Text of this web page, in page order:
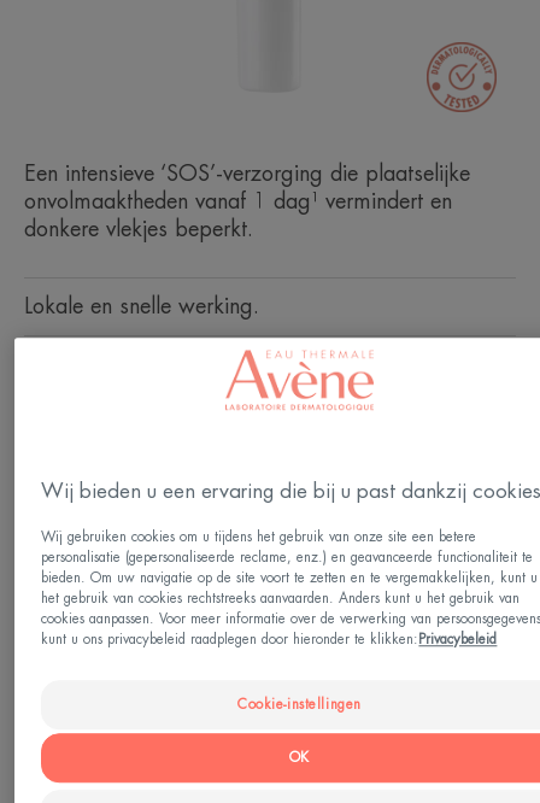
Een intensieve ‘SOS’-verzorging die plaatselijke
onvolmaaktheden vanaf 1 dag¹ vermindert en
donkere vlekjes beperkt.
Lokale en snelle werking.
Uitdrogend, anti-vlekjes.
Tieners - Volwassenen
Huidtype
Wij bieden u een ervaring die bij u past dankzij
Wij gebruiken cookies om u tijdens het gebruik van onze site een betere
personalisatie (gepersonaliseerde reclame, enz.) en geavanceerde functionaliteit te
bieden. Om uw navigatie op de site voort te zetten en te vergemakkelijken, kunt u
het gebruik van cookies rechtstreeks aanvaarden. Anders kunt u het gebruik van
cookies aanpassen. Voor meer informatie over de verwerking van
kunt u ons privacybeleid raadplegen door hieronder te klikken: Privacybeleid
Cookie-instellingen
OK